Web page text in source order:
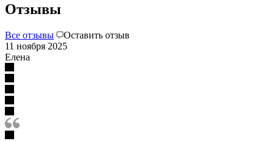
Отзывы
Все отзывы
Оставить отзыв
11 ноября 2025
Елена